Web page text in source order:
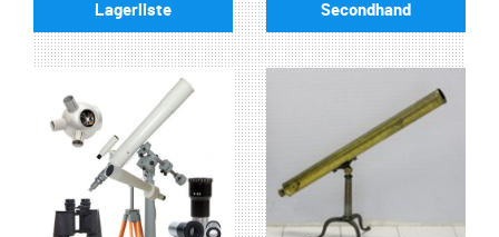
Lagerliste Secondhand